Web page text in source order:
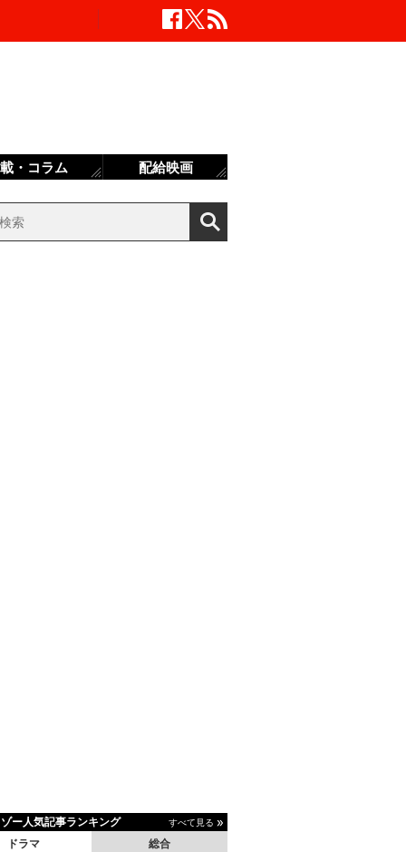
ー人気記事ランキング すべて見る
ドラマ 総合
・コラム 配給映画